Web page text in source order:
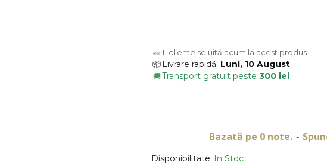
Disponibilitate: In Stoc
Bazată pe 0 note. -
👀11 cliente se uită acum la acest produs
📦 Livrare rapidă: Luni, 10 August
🚚Transport gratuit peste 300 lei